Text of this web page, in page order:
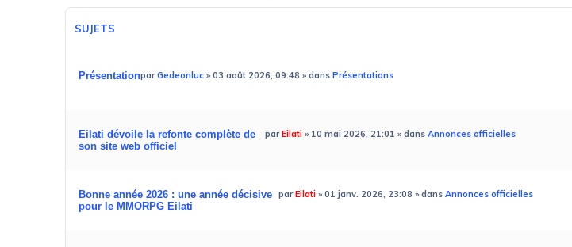
SUJETS
PrésentationparGedeonluc »03 août 2026, 09:48 » dansPrésentations
Eilati dévoile la refonte complète de
son site web officiel
parEilati» 10 mai 2026, 21:01 » dans Annonces officielles
Bonne année 2026 : une année décisive
pour le MMORPG Eilati
parEilati »01 janv. 2026, 23:08 » dansAnnonces officielles